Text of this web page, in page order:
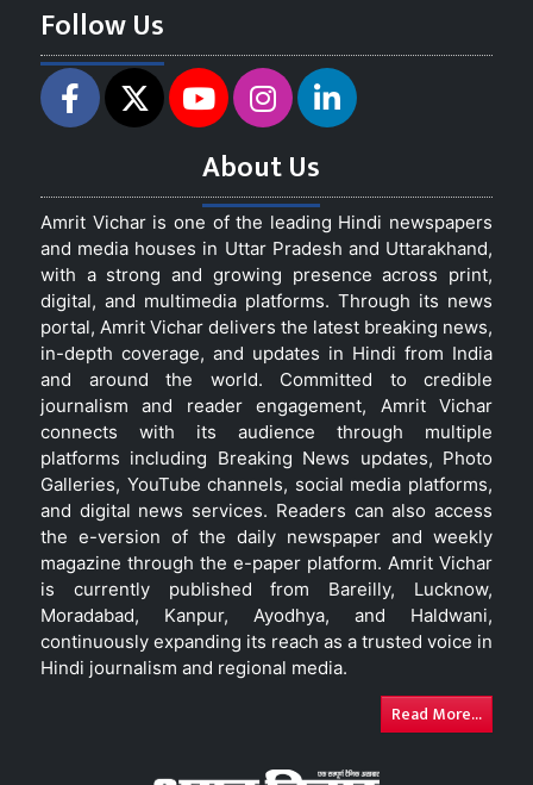
Follow Us
About Us
Amrit Vichar is one of the leading Hindi newspapers
and media houses in Uttar Pradesh and Uttarakhand,
with a strong and growing presence across print,
digital, and multimedia platforms. Through its news
portal, Amrit Vichar delivers the latest breaking news,
in-depth coverage, and updates in Hindi from India
and around the world. Committed to credible
journalism and reader engagement, Amrit Vichar
connects with its audience through multiple
platforms including Breaking News updates, Photo
Galleries, YouTube channels, social media platforms,
and digital news services. Readers can also access
the e-version of the daily newspaper and weekly
magazine through the e-paper platform. Amrit Vichar
is currently published from Bareilly, Lucknow,
Moradabad, Kanpur, Ayodhya, and Haldwani,
continuously expanding its reach as a trusted voice in
Hindi journalism and regional media.
Read More...